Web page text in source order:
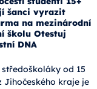
studenti 15+
šanci vyrazit
na mezinárodní
školu Otestuj
DNA
středoškoláky od 15